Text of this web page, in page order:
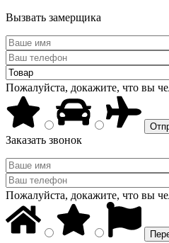
Вызвать замерщика
Пожалуйста, докажите, что вы
Заказать звонок
Пожалуйста, докажите, что вы